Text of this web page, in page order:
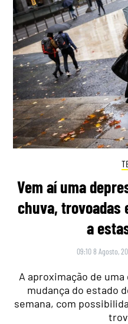
Vem aí uma
chuva, trovoadas
a
09:10 8 Agosto,
A aproximação de
mudança do estado
semana, com